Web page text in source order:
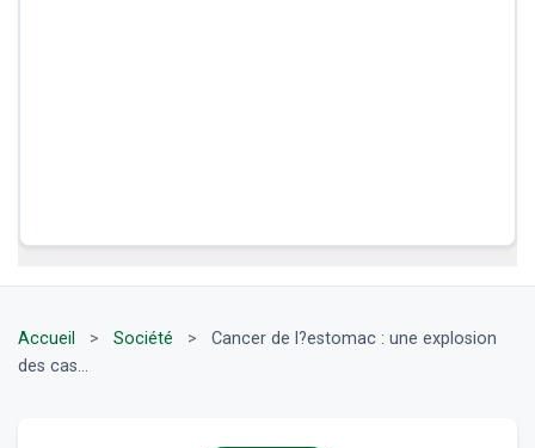
Accueil > Société >
Cancer de l?estomac : une explosion
des cas...